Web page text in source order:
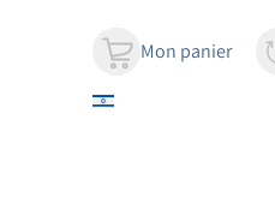
Mon panier